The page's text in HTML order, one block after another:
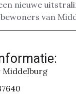
nieuwe
van
Middelburg